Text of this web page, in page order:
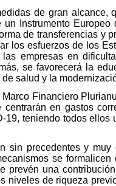
de gran alcance,
Instrumento Europeo
de transferencias y
los esfuerzos de los
empresas en
se favorecerá la
salud y la
Financiero
en gastos
teniendo todos ellos
sin precedentes y
se
prevén una
niveles de riqueza